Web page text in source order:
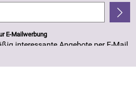
E-Mailwerbung
interessante Angebote per E-Mail
Die Einwilligung zur
Adresse für Werbezwecke kann